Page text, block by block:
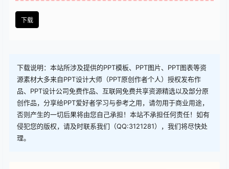
下载
下载说明：本站所涉及提供的PPT模板、PPT图片、PPT图表等资
源素材大多来自PPT设计大师（PPT原创作者个人）授权发布作
品、PPT设计公司免费作品、互联网免费共享资源精选以及部分原
创作品，分享给PPT爱好者学习与参考之用，请勿用于商业用途，
否则产生的一切后果将由您自己承担！本站不承担任何责任！如有
侵犯您的版权，请及时联系我们（QQ:3121281），我们将尽快处
理。